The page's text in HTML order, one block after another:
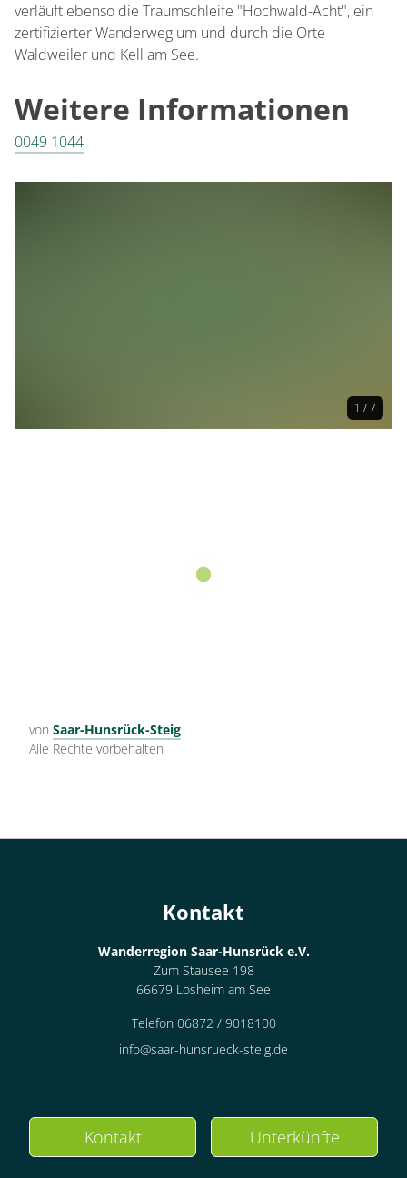
verläuft ebenso die Traumschleife "Hochwald-Acht", ein
zertifizierter Wanderweg um und durch die Orte
Waldweiler und Kell am See.
Weitere Informationen
0049 1044
1 / 7
von Saar-Hunsrück-Steig
Alle Rechte vorbehalten
Kontakt
Wanderregion Saar-Hunsrück e.V.
Zum Stausee 198
66679 Losheim am See
Telefon 06872 / 9018100
info@saar-hunsrueck-steig.de
Kontakt Unterkünfte